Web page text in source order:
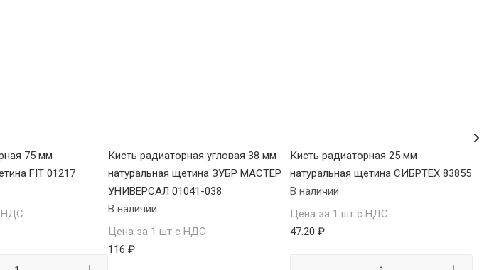
75 мм
FIT 01217
НДС
Кисть радиаторная угловая 38 мм
натуральная щетина ЗУБР МАСТЕР
УНИВЕРСАЛ 01041-038
В наличии
Цена за 1 шт с НДС
116 ₽
Кисть радиаторная 25 мм
натуральная щетина СИБРТЕХ 83855
В наличии
Цена за 1 шт с НДС
47.20 ₽